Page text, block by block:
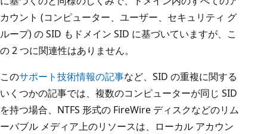
カウント (コンピューター、ユーザー、セキュリティ グ
ループ) の SID もドメイン SID に基づいていますが、こ
の 2 つに関連性はありません。
このサポート技術情報の記事など、SID の重複に関する
いくつかの記事では、複数のコンピューターが同じ SID
を持つ場合、NTFS 形式の FireWire ディスクなどのリム
ーバブル メディア上のリソースは、ローカル アカウン